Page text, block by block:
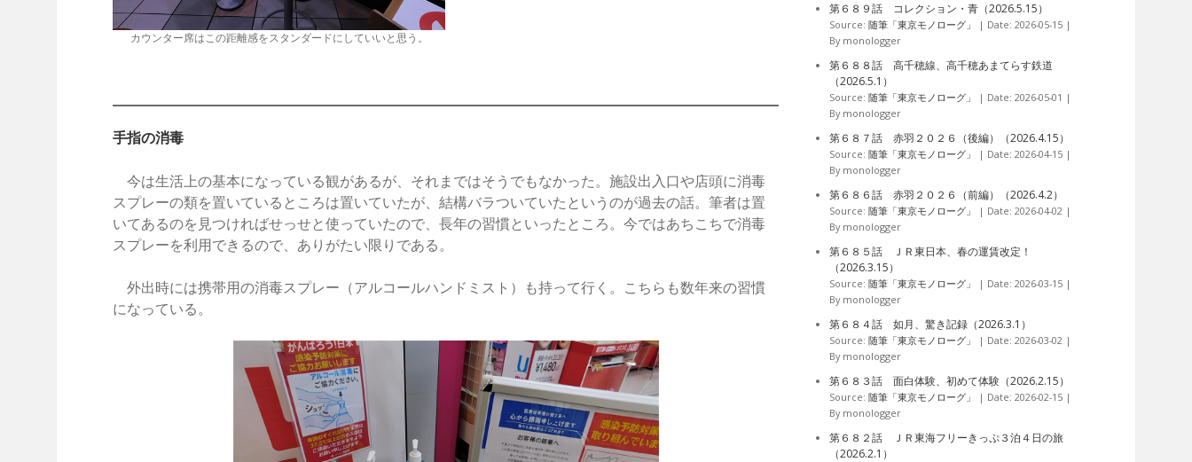
カウンター席はこの距離感をスタンダードにしていいと思う。
手指の消毒
今は生活上の基本になっている観があるが、それまではそうでもなかった。施設出入口や店頭に消毒
スプレーの類を置いているところは置いていたが、結構バラついていたというのが過去の話。筆者は置
いてあるのを見つければせっせと使っていたので、長年の習慣といったところ。今ではあちこちで消毒
スプレーを利用できるので、ありがたい限りである。
外出時には携帯用の消毒スプレー（アルコールハンドミスト）も持って行く。こちらも数年来の習慣
になっている。
第６８９話 コレクション・青（2026.5.15）
Source: 随筆「東京モノローグ」
Date: 2026-05-15
By monologger
第６８８話 高千穂線、高千穂あまてらす鉄道
（2026.5.1）
Source: 随筆「東京モノローグ」
Date: 2026-05-01
By monologger
第６８７話 赤羽２０２６（後編）（2026.4.15）
Source: 随筆「東京モノローグ」
Date: 2026-04-15
By monologger
第６８６話 赤羽２０２６（前編）（2026.4.2）
Source: 随筆「東京モノローグ」
Date: 2026-04-02
By monologger
第６８５話 ＪＲ東日本、春の運賃改定！
（2026.3.15）
Source: 随筆「東京モノローグ」
Date: 2026-03-15
By monologger
第６８４話 如月、驚き記録（2026.3.1）
Source: 随筆「東京モノローグ」
Date: 2026-03-02
By monologger
第６８３話 面白体験、初めて体験（2026.2.15）
Source: 随筆「東京モノローグ」
Date: 2026-02-15
By monologger
第６８２話 ＪＲ東海フリーきっぷ３泊４日の旅
（2026.2.1）